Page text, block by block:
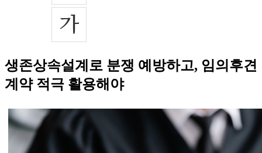
생존상속설계로 분쟁 예방하고, 임의후견
계약 적극 활용해야